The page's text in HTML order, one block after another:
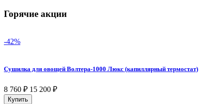
Горячие акции
-42%
Сушилка для овощей Волтера-1000 Люкс (капиллярный термостат)
8 760 ₽ 15 200 ₽
Купить